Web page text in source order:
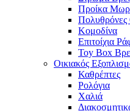
Προίκα
Κομοδίνα
Επιτοίχια
Toy Box
Οικιακός
Καθρέπτες
Ρολόγια
Χαλιά